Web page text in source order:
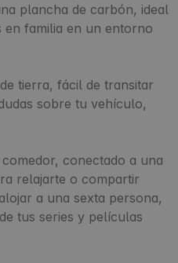
plancha de carbón, ideal
familia en un entorno
tierra, fácil de transitar
sobre tu vehículo,
conectado a una
relajarte o compartir
a una sexta persona,
tus series y películas